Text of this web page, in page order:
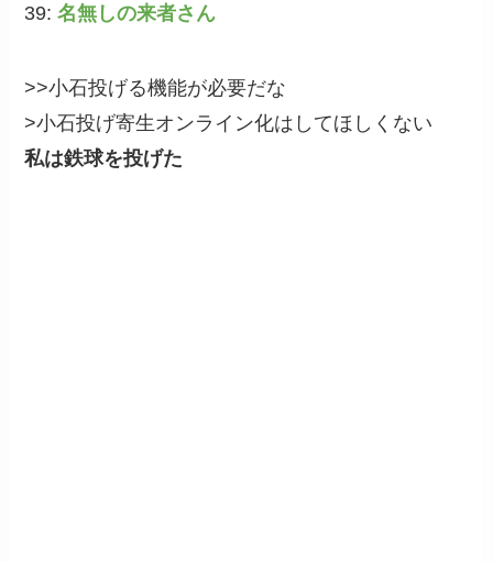
39:名無しの来者さん
>>小石投げる機能が必要だな
>小石投げ寄生オンライン化はしてほしくない
私は鉄球を投げた